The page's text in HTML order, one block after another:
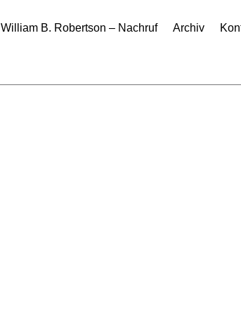
William B. Robertson – Nachruf Archiv